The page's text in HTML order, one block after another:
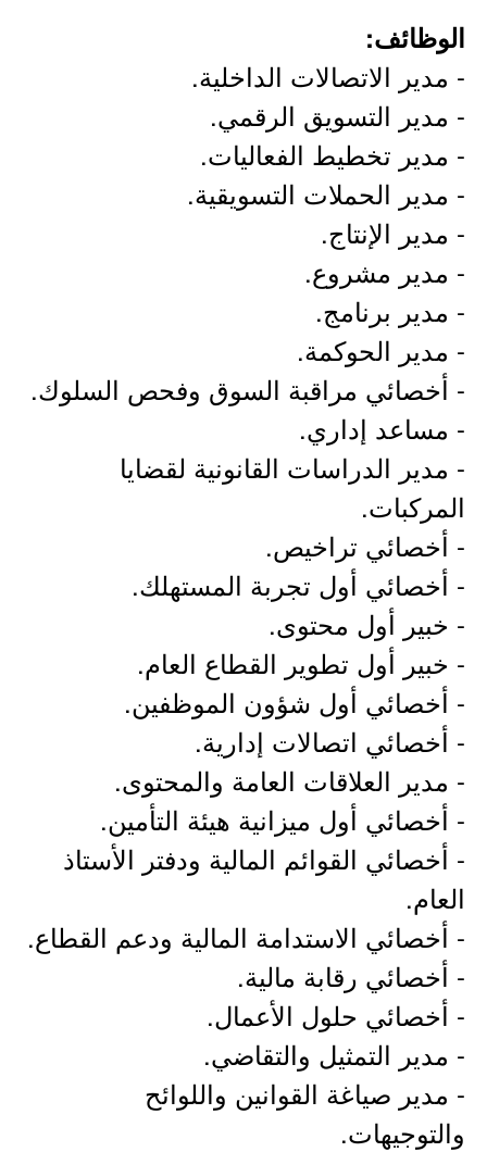
الوظائف:
- مدير الاتصالات الداخلية.
- مدير التسويق الرقمي.
- مدير تخطيط الفعاليات.
- مدير الحملات التسويقية.
- مدير الإنتاج.
- مدير مشروع.
- مدير برنامج.
- مدير الحوكمة.
- أخصائي مراقبة السوق وفحص السلوك.
- مساعد إداري.
- مدير الدراسات القانونية لقضايا
المركبات.
- أخصائي تراخيص.
- أخصائي أول تجربة المستهلك.
- خبير أول محتوى.
- خبير أول تطوير القطاع العام.
- أخصائي أول شؤون الموظفين.
- أخصائي اتصالات إدارية.
- مدير العلاقات العامة والمحتوى.
- أخصائي أول ميزانية هيئة التأمين.
- أخصائي القوائم المالية ودفتر الأستاذ
العام.
- أخصائي الاستدامة المالية ودعم القطاع.
- أخصائي رقابة مالية.
- أخصائي حلول الأعمال.
- مدير التمثيل والتقاضي.
- مدير صياغة القوانين واللوائح
والتوجيهات.